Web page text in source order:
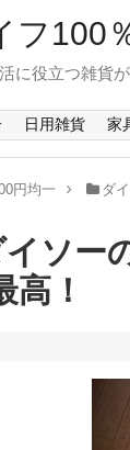
フ100
に役立つ雑貨
日用雑貨 家
円均一 ダ
ソー
高！